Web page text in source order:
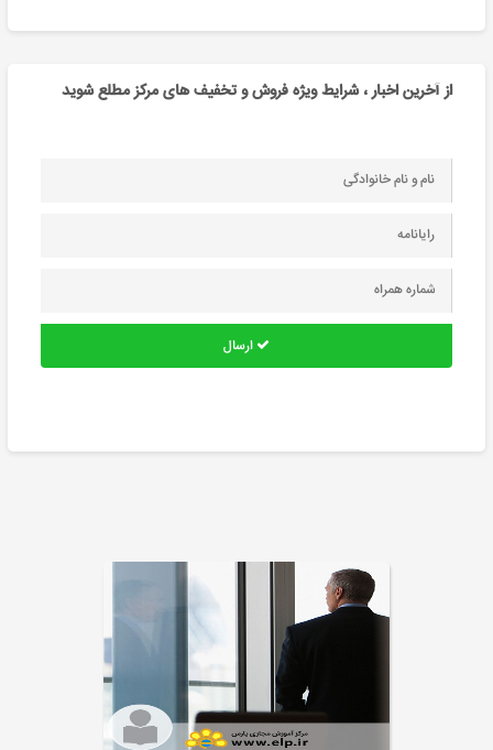
از آخرین اخبار ، شرایط ویژه فروش و تخفیف های مرکز مطلع شوید
ارسال